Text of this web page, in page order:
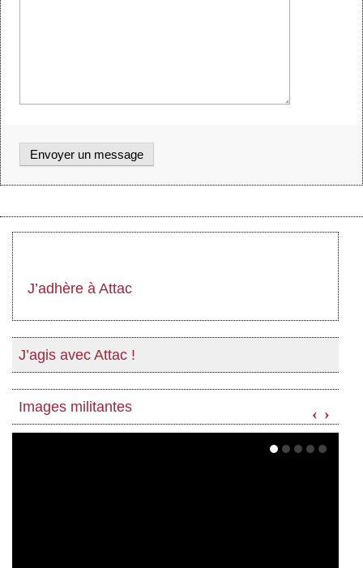
J’adhère à Attac
J’agis avec Attac !
Images militantes ‹ ›